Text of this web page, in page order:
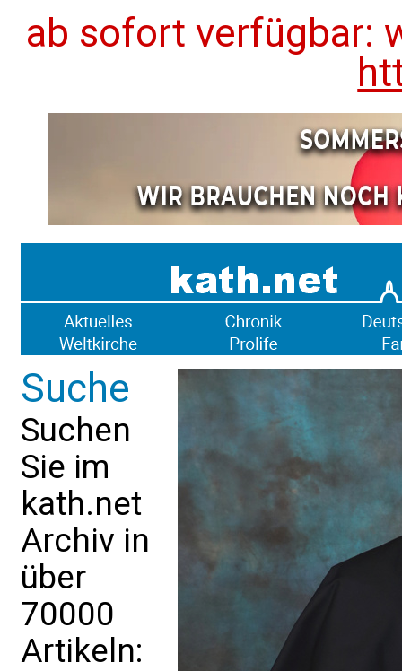
ab sofort verfügbar:
Suche
Suchen
Sie im
kath.net
Archiv in
über
70000
Artikeln: